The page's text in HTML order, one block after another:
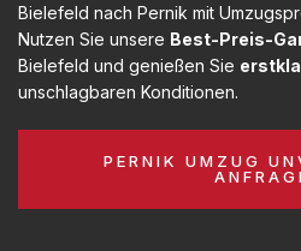
Bielefeld nach Pernik mit
Nutzen Sie unsere Best-Preis-
Bielefeld und genießen Sie
unschlagbaren Konditionen.
PERNIK UMZUG